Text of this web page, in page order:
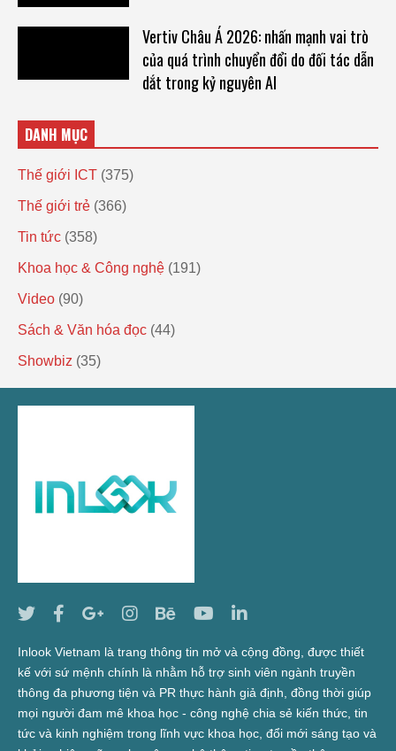
Vertiv Châu Á 2026: nhấn mạnh vai trò
của quá trình chuyển đổi do đối tác dẫn
dắt trong kỷ nguyên AI
DANH MỤC
Thế giới ICT (375)
Thế giới trẻ (366)
Tin tức (358)
Khoa học & Công nghệ (191)
Video (90)
Sách & Văn hóa đọc (44)
Showbiz (35)
Inlook Vietnam là trang thông tin mở và cộng đồng, được thiết
kế với sứ mệnh chính là nhằm hỗ trợ sinh viên ngành truyền
thông đa phương tiện và PR thực hành giả định, đồng thời giúp
mọi người đam mê khoa học - công nghệ chia sẻ kiến thức, tin
tức và kinh nghiệm trong lĩnh vực khoa học, đổi mới sáng tạo và